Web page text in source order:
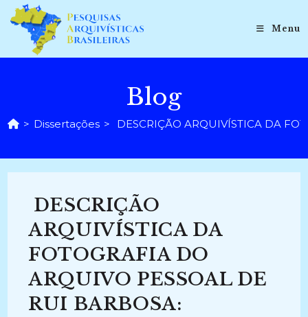
para
conteúdo
Menu
Blog
> Dissertações > DESCRIÇÃO ARQUIVÍSTICA DA
DESCRIÇÃO
ARQUIVÍSTICA DA
FOTOGRAFIA DO
ARQUIVO PESSOAL DE
RUI BARBOSA: